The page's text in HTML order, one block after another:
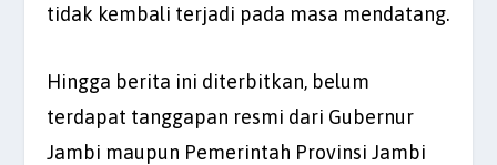
tidak kembali terjadi pada masa mendatang.
Hingga berita ini diterbitkan, belum
terdapat tanggapan resmi dari Gubernur
Jambi maupun Pemerintah Provinsi Jambi